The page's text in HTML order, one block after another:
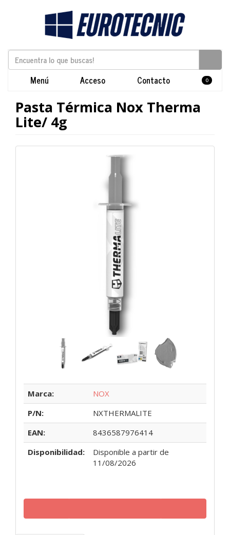
Menú Acceso Contacto 0
Pasta Térmica Nox Therma
Lite/ 4g
Marca:
NOX
P/N:
NXTHERMALITE
EAN:
8436587976414
Disponibilidad:
Disponible a partir de
11/08/2026